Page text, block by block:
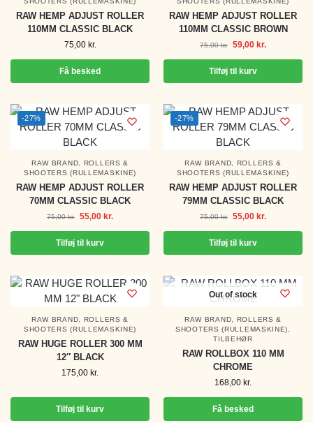
RAW HEMP ADJUST ROLLER
110MM CLASSIC BLACK
75,00 kr.
Få besked
RAW HEMP ADJUST ROLLER
110MM CLASSIC BROWN
75,00kr. 59,00 kr.
Tilføj til kurv
-27%
RAW BRAND
ROLLERS &
SHOOTERS (RULLEMASKINE)
RAW HEMP ADJUST ROLLER
70MM CLASSIC BLACK
75,00kr. 55,00 kr.
Tilføj til kurv
-27%
RAW BRAND
ROLLERS &
SHOOTERS (RULLEMASKINE)
RAW HEMP ADJUST ROLLER
79MM CLASSIC BLACK
75,00kr. 55,00 kr.
Tilføj til kurv
RAW BRAND
ROLLERS &
SHOOTERS (RULLEMASKINE)
RAW HUGE ROLLER 300 MM
12″ BLACK
175,00 kr.
Tilføj til kurv
Out of stock
RAW BRAND
ROLLERS &
SHOOTERS (RULLEMASKINE)
TILBEHØR
RAW ROLLBOX 110 MM
CHROME
168,00 kr.
Få besked